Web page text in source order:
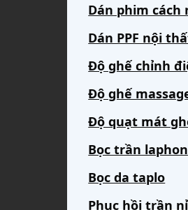
Dán phim cách
Dán PPF nội
Độ ghế chỉnh
Độ ghế
Độ quạt mát
Bọc trần
Bọc da taplo
Phục hồi trần